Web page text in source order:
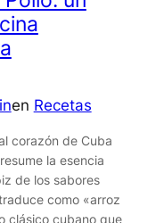
en Recetas
corazón de Cuba
la esencia
de los sabores
como «arroz
clásico cubano que